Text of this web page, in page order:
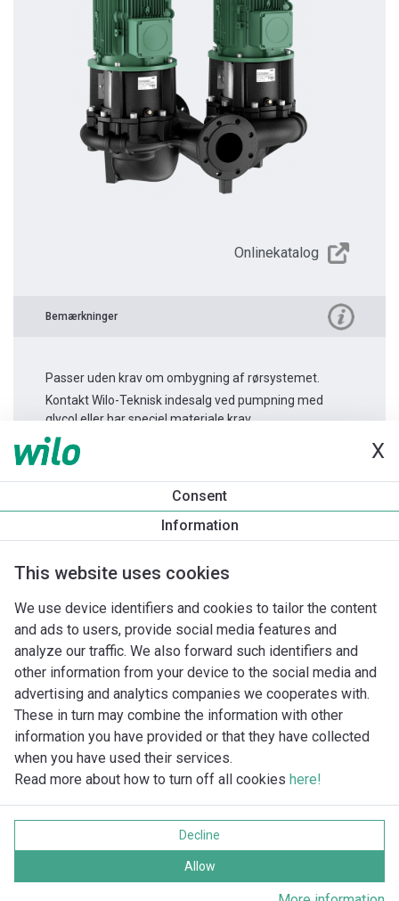
X
Consent
Information
This website uses cookies
We use device identifiers and cookies to tailor the content
and ads to users, provide social media features and
analyze our traffic. We also forward such identifiers and
other information from your device to the social media and
advertising and analytics companies we cooperates with.
These in turn may combine the information with other
information you have provided or that they have collected
when you have used their services.
Read more about how to turn off all cookies here!
Decline
Allow
Onlinekatalog
Bemærkninger
Passer uden krav om ombygning af rørsystemet.
Kontakt Wilo-Teknisk indesalg ved pumpning med
glycol eller har speciel materiale krav.
Produktinformation
Atmos GIGA-D 65/200-18,5/2
Imprint
Databeskyttelse
Alle rettigheder forbeholdes